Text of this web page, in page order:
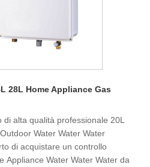
28L Home Appliance Gas
alta qualità professionale 20L
Water Water Water
di acquistare un controllo
Appliance Water Water Water da